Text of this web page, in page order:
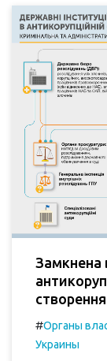
Замкнена
#Органы
Украины